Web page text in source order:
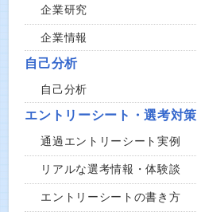
企業研究
企業情報
自己分析
自己分析
エントリーシート・選考対策
通過エントリーシート実例
リアルな選考情報・体験談
エントリーシートの書き方